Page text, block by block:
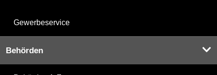
Gewerbeservice
Behörden